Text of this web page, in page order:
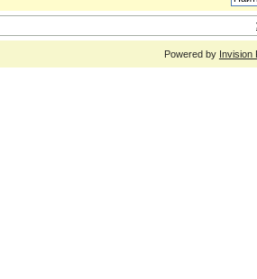
Powered by Invision